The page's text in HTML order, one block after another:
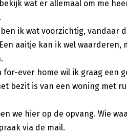
wat er allemaal om me
ik wat voorzichtig, vandaar
aaitje kan ik wel waarderen,
for-ever home wil ik graag een
bezit is van een woning met
we hier op de opvang. Wie
via de mail.